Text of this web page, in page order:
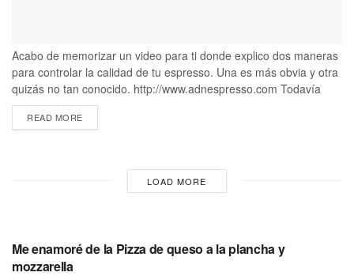
Acabo de memorizar un video para ti donde explico dos maneras
para controlar la calidad de tu espresso. Una es más obvia y otra
quizás no tan conocido. http://www.adnespresso.com Todavía
daré algunos tips (profesionales) que puedes implementar la
próxima ves que preparas un espresso para ti, para tus amigos o
READ MORE
LOAD MORE
Me enamoré de la Pizza de queso a la plancha y
mozzarella